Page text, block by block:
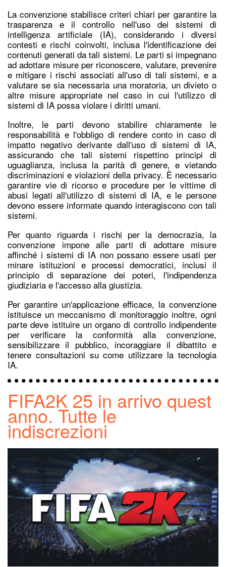
La convenzione stabilisce criteri chiari per garantire la
trasparenza e il controllo nell'uso dei sistemi di
intelligenza artificiale (IA), considerando i diversi
contesti e rischi coinvolti, inclusa l'identificazione dei
contenuti generati da tali sistemi. Le parti si impegnano
ad adottare misure per riconoscere, valutare, prevenire
e mitigare i rischi associati all'uso di tali sistemi, e a
valutare se sia necessaria una moratoria, un divieto o
altre misure appropriate nel caso in cui l'utilizzo di
sistemi di IA possa violare i diritti umani.
Inoltre, le parti devono stabilire chiaramente le
responsabilità e l'obbligo di rendere conto in caso di
impatto negativo derivante dall'uso di sistemi di IA,
assicurando che tali sistemi rispettino principi di
uguaglianza, inclusa la parità di genere, e vietando
discriminazioni e violazioni della privacy. È necessario
garantire vie di ricorso e procedure per le vittime di
abusi legati all'utilizzo di sistemi di IA, e le persone
devono essere informate quando interagiscono con tali
sistemi.
Per quanto riguarda i rischi per la democrazia, la
convenzione impone alle parti di adottare misure
affinché i sistemi di IA non possano essere usati per
minare istituzioni e processi democratici, inclusi il
principio di separazione dei poteri, l'indipendenza
giudiziaria e l'accesso alla giustizia.
Per garantire un'applicazione efficace, la convenzione
istituisce un meccanismo di monitoraggio inoltre, ogni
parte deve istituire un organo di controllo indipendente
per verificare la conformità alla convenzione,
sensibilizzare il pubblico, incoraggiare il dibattito e
tenere consultazioni su come utilizzare la tecnologia
IA.
FIFA2K 25 in arrivo quest
anno. Tutte le
indiscrezioni